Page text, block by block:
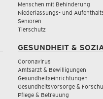
Menschen mit Behinderung
Niederlassungs- und
Senioren
Tierschutz
GESUNDHEIT &
Coronavirus
Amtsarzt & Bewilligungen
Gesundheitseinrichtungen
Gesundheitsvorsorge &
Pflege & Betreuung